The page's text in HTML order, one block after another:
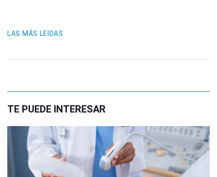
LAS MÁS LEIDAS
TE PUEDE INTERESAR